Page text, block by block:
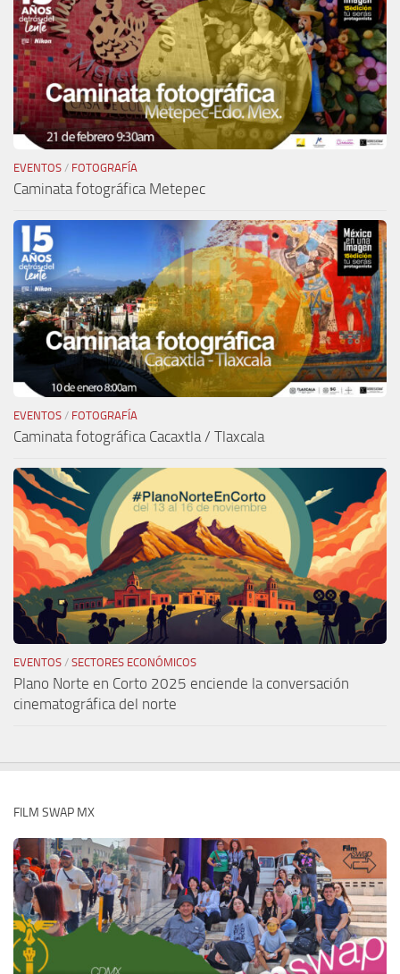
EVENTOS / FOTOGRAFÍA
Caminata fotográfica Metepec
EVENTOS / FOTOGRAFÍA
Caminata fotográfica Cacaxtla / Tlaxcala
EVENTOS / SECTORES ECONÓMICOS
Plano Norte en Corto 2025 enciende la conversación
cinematográfica del norte
FILM SWAP MX